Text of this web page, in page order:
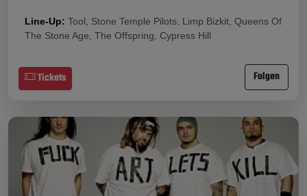
Line-Up: Tool, Stone Temple Pilots, Limp Bizkit, Queens Of
The Stone Age, The Offspring, Cypress Hill
Tickets Folgen